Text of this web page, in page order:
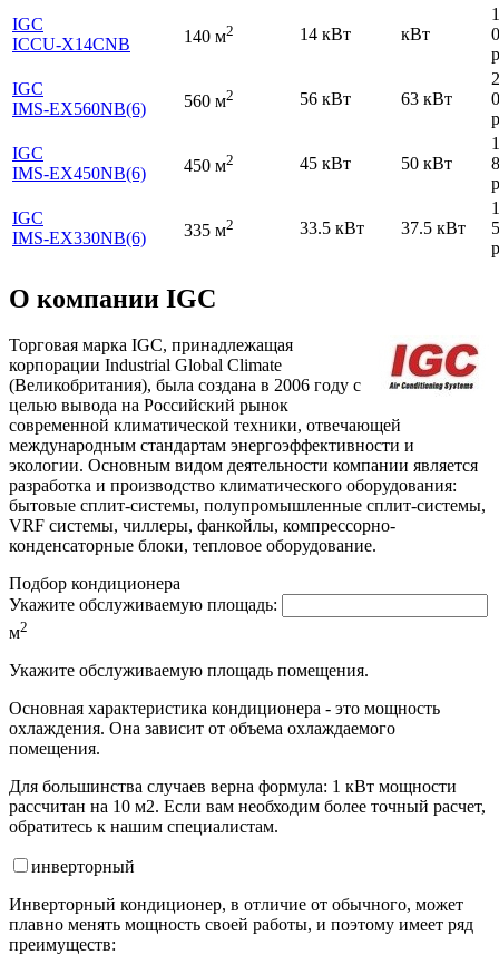
IGC
ICCU-X14CNB
140 м2 14 кВт кВт
IGC
IMS-EX560NB(6)
560 м2 56 кВт 63 кВт
IGC
IMS-EX450NB(6)
450 м2 45 кВт 50 кВт
IGC
IMS-EX330NB(6)
335 м2 33.5 кВт 37.5 кВт
О компании IGC
Торговая марка IGC, принадлежащая
корпорации Industrial Global Climate
(Великобритания), была создана в 2006 году с
целью вывода на Российский рынок
современной климатической техники, отвечающей
международным стандартам энергоэффективности и
экологии. Основным видом деятельности компании является
разработка и производство климатического оборудования:
бытовые сплит-системы, полупромышленные сплит-системы,
VRF системы, чиллеры, фанкойлы, компрессорно-
конденсаторные блоки, тепловое оборудование.
Подбор кондиционера
Укажите обслуживаемую площадь:
м2
Укажите обслуживаемую площадь помещения.
Основная характеристика кондиционера - это мощность
охлаждения. Она зависит от объема охлаждаемого
помещения.
Для большинства случаев верна формула: 1 кВт мощности
рассчитан на 10 м2. Если вам необходим более точный расчет,
обратитесь к нашим специалистам.
инверторный
Инверторный кондиционер, в отличие от обычного, может
плавно менять мощность своей работы, и поэтому имеет ряд
преимуществ: